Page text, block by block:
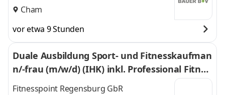
Cham
vor etwa 9 Stunden
Duale Ausbildung Sport- und Fitnesskaufman
n/-frau (m/w/d) (IHK) inkl. Professional Fitnes
scoach
Fitnesspoint Regensburg GbR